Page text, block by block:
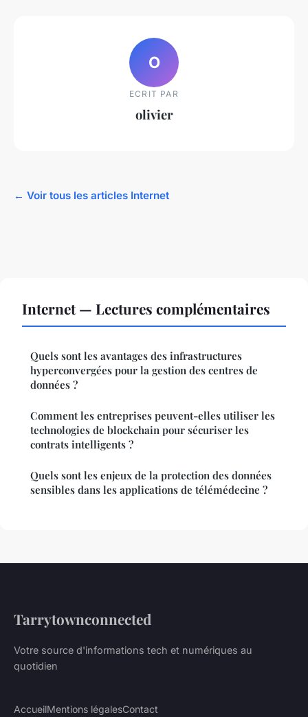
O
ECRIT PAR
olivier
← Voir tous les articles Internet
Internet — Lectures complémentaires
Quels sont les avantages des infrastructures
hyperconvergées pour la gestion des centres de
données ?
Comment les entreprises peuvent-elles utiliser les
technologies de blockchain pour sécuriser les
contrats intelligents ?
Quels sont les enjeux de la protection des données
sensibles dans les applications de télémédecine ?
Tarrytownconnected
Votre source d'informations tech et numériques au
quotidien
AccueilMentions légalesContact